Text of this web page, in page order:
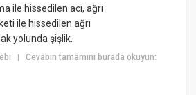
ile hissedilen acı, ağrı
ile hissedilen ağrı
yolunda şişlik.
|Cevabın tamamını burada okuyun: